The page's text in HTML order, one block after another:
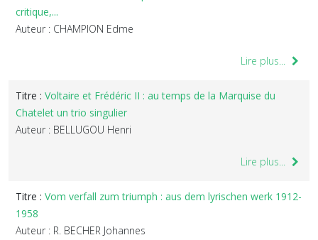
critique,...
Auteur : CHAMPION Edme
Lire plus...
Titre : Voltaire et Frédéric II : au temps de la Marquise du
Chatelet un trio singulier
Auteur : BELLUGOU Henri
Lire plus...
Titre : Vom verfall zum triumph : aus dem lyrischen werk 1912-
1958
Auteur : R. BECHER Johannes